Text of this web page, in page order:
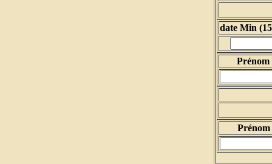
date Min
Prénom
Prénom